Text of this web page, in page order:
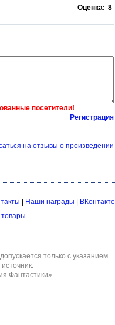
Оценка: 8
посетители!
Регистрация
на отзывы о произведении
| Наши награды | ВКонтакте
только с указанием
Фантастики»